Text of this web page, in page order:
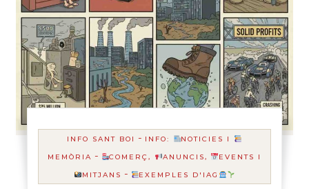
INFO SANT BOI - INFO:
NOTICIES I
MEMÒRIA - COMERÇ, ANUNCIS,
EVENTS I
MITJANS - EXEMPLES D'IAG